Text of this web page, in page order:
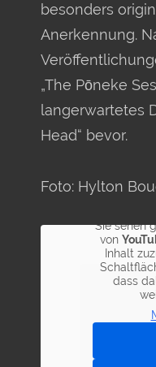
besonders
Anerkennung.
„The Pōneke
langerwartetes
Head“ bevor.
Foto: Hylton
Sie sehen
von
Inhalt
dass